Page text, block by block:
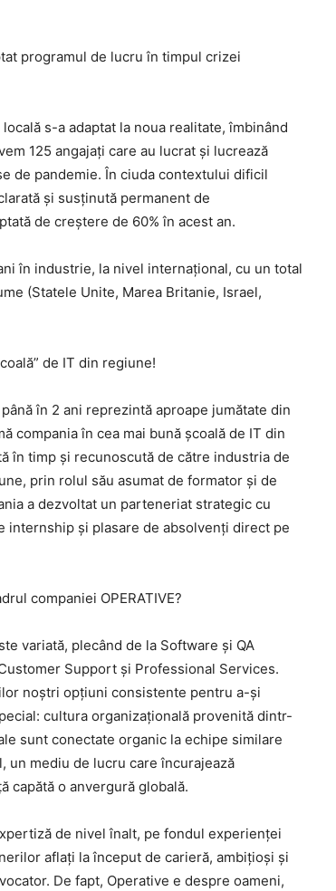
programul de lucru în timpul crizei
s-a adaptat la noua realitate, îmbinând
125 angajați care au lucrat și lucrează
de pandemie. În ciuda contextului dificil
și susținută permanent de
de creștere de 60% în acest an.
în industrie, la nivel internațional, cu un total
(Statele Unite, Marea Britanie, Israel,
de IT din regiune!
în 2 ani reprezintă aproape jumătate din
compania în cea mai bună școală de IT din
în timp și recunoscută de către industria de
prin rolul său asumat de formator și de
a dezvoltat un parteneriat strategic cu
internship și plasare de absolvenți direct pe
companiei OPERATIVE?
variată, plecând de la Software și QA
Support și Professional Services.
noștri opțiuni consistente pentru a-și
cultura organizațională provenită dintr-
sunt conectate organic la echipe similare
un mediu de lucru care încurajează
capătă o anvergură globală.
de nivel înalt, pe fondul experienței
aflați la început de carieră, ambițioși și
De fapt, Operative e despre oameni,